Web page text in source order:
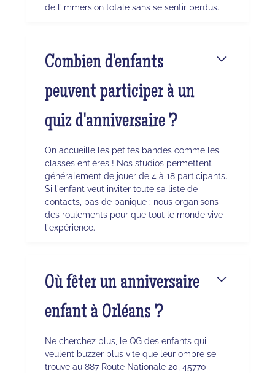
de l'immersion totale sans se sentir perdus.
Combien d'enfants
peuvent participer à un
quiz d'anniversaire ?
On accueille les petites bandes comme les
classes entières ! Nos studios permettent
généralement de jouer de 4 à 18 participants.
Si l'enfant veut inviter toute sa liste de
contacts, pas de panique : nous organisons
des roulements pour que tout le monde vive
l'expérience.
Où fêter un anniversaire
enfant à Orléans ?
Ne cherchez plus, le QG des enfants qui
veulent buzzer plus vite que leur ombre se
trouve au 887 Route Nationale 20, 45770